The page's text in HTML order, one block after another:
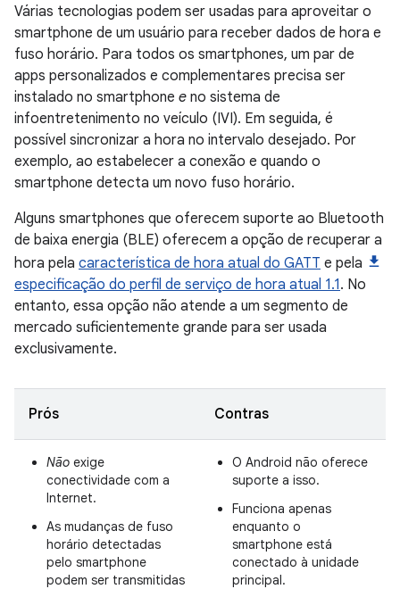
Várias tecnologias podem ser usadas para aproveitar o
smartphone de um usuário para receber dados de hora e
fuso horário. Para todos os smartphones, um par de
apps personalizados e complementares precisa ser
instalado no smartphone e no sistema de
infoentretenimento no veículo (IVI). Em seguida, é
possível sincronizar a hora no intervalo desejado. Por
exemplo, ao estabelecer a conexão e quando o
smartphone detecta um novo fuso horário.
Alguns smartphones que oferecem suporte ao Bluetooth
de baixa energia (BLE) oferecem a opção de recuperar a
hora pela característica de hora atual do GATT e pela
especificação do perfil de serviço de hora atual 1.1. No
entanto, essa opção não atende a um segmento de
mercado suficientemente grande para ser usada
exclusivamente.
Prós Contras
Não exige
conectividade com a
Internet.
As mudanças de fuso
horário detectadas
pelo smartphone
podem ser transmitidas
O Android não oferece
suporte a isso.
Funciona apenas
enquanto o
smartphone está
conectado à unidade
principal.